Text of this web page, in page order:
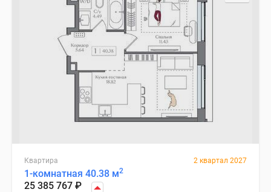
Квартира 2 квартал 2027
1-комнатная 40.38 м2
25 385 767 ₽